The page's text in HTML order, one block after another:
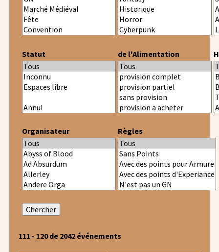
Statut de l'Alimentation
Organisateur Règles
111 - 120 de 2042 événements